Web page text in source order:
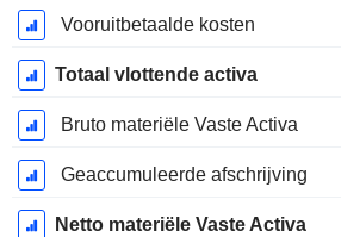
Vooruitbetaalde kosten
Totaal vlottende activa
Bruto materiële Vaste Activa
Geaccumuleerde afschrijving
Netto materiële Vaste Activa